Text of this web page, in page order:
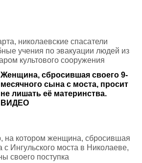
николаевские спасатели
учения по эвакуации людей из
культового сооружения
Женщина, сбросившая своего 9-
месячного сына с моста, просит
не лишать её материнства.
ВИДЕО
на котором женщина, сбросившая
с Ингульского моста в Николаеве,
своего поступка